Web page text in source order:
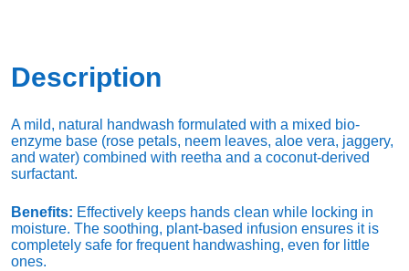
Description
A mild, natural handwash formulated with a mixed bio-
enzyme base (rose petals, neem leaves, aloe vera, jaggery,
and water) combined with reetha and a coconut-derived
surfactant.
Benefits: Effectively keeps hands clean while locking in
moisture. The soothing, plant-based infusion ensures it is
completely safe for frequent handwashing, even for little
ones.